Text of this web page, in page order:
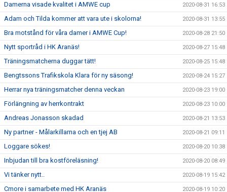
Damerna visade kvalitet i AMWE cup 2020-08-31 16:53
Adam och Tilda kommer att vara ute i skolorna! 2020-08-31 13:55
Bra motstånd för våra damer i AMWE Cup! 2020-08-28 21:50
Nytt sportråd i HK Aranäs! 2020-08-27 15:48
Träningsmatcherna duggar tätt! 2020-08-25 15:48
Bengtssons Trafikskola Klara för ny säsong! 2020-08-24 15:27
Herrar nya träningsmatcher denna veckan 2020-08-23 19:00
Förlängning av herrkontrakt 2020-08-23 10:00
Andreas Jonasson skadad 2020-08-21 13:53
Ny partner - Målarkillarna och en tjej AB 2020-08-21 09:11
Loggare sökes! 2020-08-20 10:38
Inbjudan till bra kostföreläsning! 2020-08-20 08:49
Vi tänker nytt.. 2020-08-19 15:42
Cmore i samarbete med HK Aranäs 2020-08-19 10:20